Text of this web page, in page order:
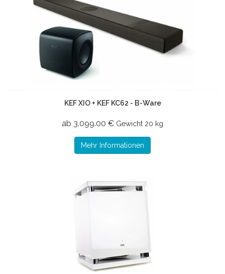
KEF XIO + KEF KC62 - B-Ware
ab 3.099.00 € Gewicht 20 kg
Mehr Informationen